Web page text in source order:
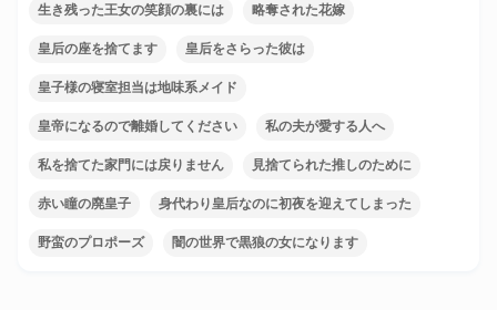
生き残った王女の笑顔の裏には 略奪された花嫁
皇后の座を捨てます 皇后をさらった彼は
皇子様の寝室担当は地味系メイド
皇帝になるので離婚してください 私の夫が愛する人へ
私を捨てた家門には戻りません 見捨てられた推しのために
赤い瞳の廃皇子 身代わり皇后なのに初夜を迎えてしまった
野蛮のプロポーズ 闇の世界で黒狼の女になります